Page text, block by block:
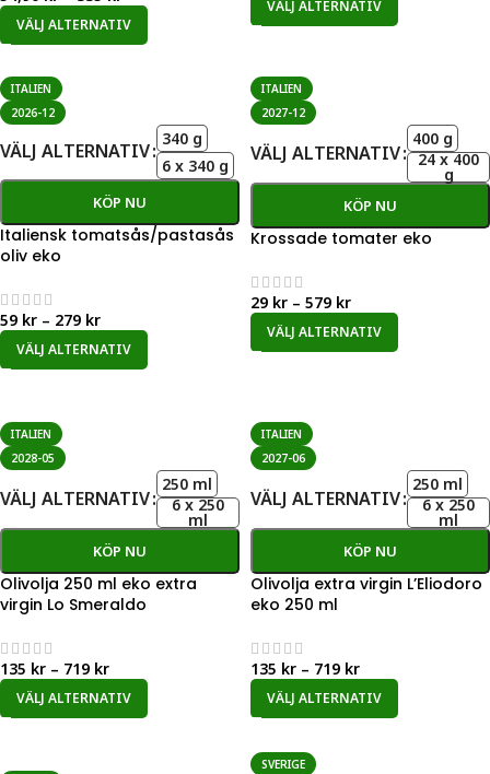
VÄLJ ALTERNATIV
VÄLJ ALTERNATIV
ITALIEN
2026-12
VÄLJ ALTERNATIV
340 g
6 x 340 g
KÖP NU
Italiensk tomatsås/pastasås
oliv eko
59 kr – 279 kr
VÄLJ ALTERNATIV
ITALIEN
2027-12
VÄLJ ALTERNATIV
400 g
24 x 400
g
KÖP NU
Krossade tomater eko
29 kr – 579 kr
VÄLJ ALTERNATIV
ITALIEN
2028-05
VÄLJ ALTERNATIV
250 ml
6 x 250
ml
KÖP NU
Olivolja 250 ml eko extra
virgin Lo Smeraldo
135 kr – 719 kr
VÄLJ ALTERNATIV
ITALIEN
2027-06
VÄLJ ALTERNATIV
250 ml
6 x 250
ml
KÖP NU
Olivolja extra virgin L’Eliodoro
eko 250 ml
135 kr – 719 kr
VÄLJ ALTERNATIV
SVERIGE